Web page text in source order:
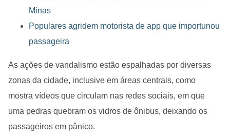
Minas
Populares agridem motorista de app que importunou
passageira
As ações de vandalismo estão espalhadas por diversas
zonas da cidade, inclusive em áreas centrais, como
mostra vídeos que circulam nas redes sociais, em que
uma pedras quebram os vidros de ônibus, deixando os
passageiros em pânico.